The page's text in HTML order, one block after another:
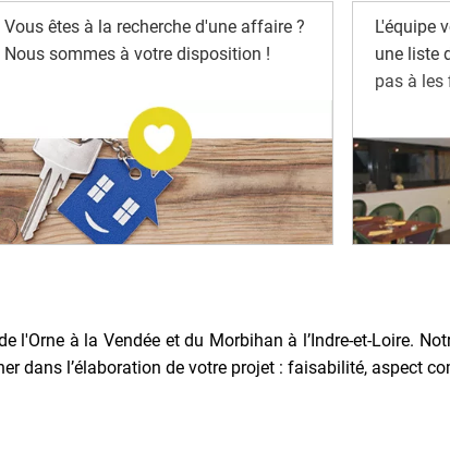
Vous êtes à la recherche d'une affaire ?
Nous sommes à votre disposition !
L'équipe
une liste
pas à les
à la Vendée et du Morbihan à l’Indre-et-Loire.
dans l’élaboration de votre projet : faisabilité, aspect